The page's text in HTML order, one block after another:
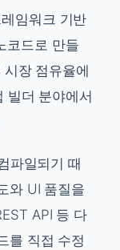
임워크 기반
코드로 만들
장 점유율에
빌더 분야에서
파일되기 때
와 UI 품질을
API 등 다
를 직접 수정